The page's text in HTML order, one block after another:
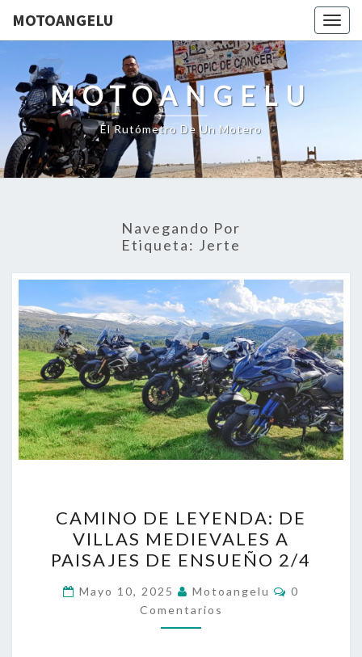
MOTOANGELU
MOTOANGELU
El Rutómetro De Un Motero
Navegando Por
Etiqueta: Jerte
DE
LEYENDA:
DE
VILLAS
MEDIEVALES
A
CAMINO DE LEYENDA: DE
VILLAS MEDIEVALES A
PAISAJES DE ENSUEÑO 2/4
Mayo 10, 2025 Motoangelu
0
Comentarios